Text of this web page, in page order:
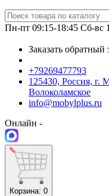
Пн-пт 09:15-18:45 Сб-вс
Заказать обратный
+79269477793
125430, Россия, г.
Волоколамское
info@mobylplus.ru
Онлайн -
Корзина: 0